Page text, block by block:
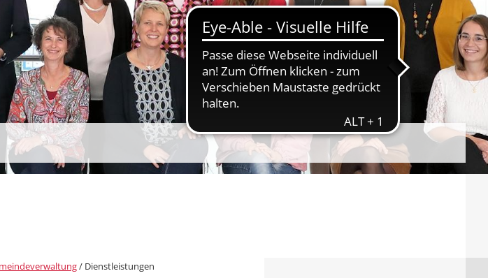
/ Dienstleistungen